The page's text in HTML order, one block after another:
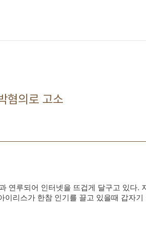
혐의로 고소
연루되어 인터넷을 뜨겁게 달구고 있다.
리스가 한참 인기를 끌고 있을때 갑자